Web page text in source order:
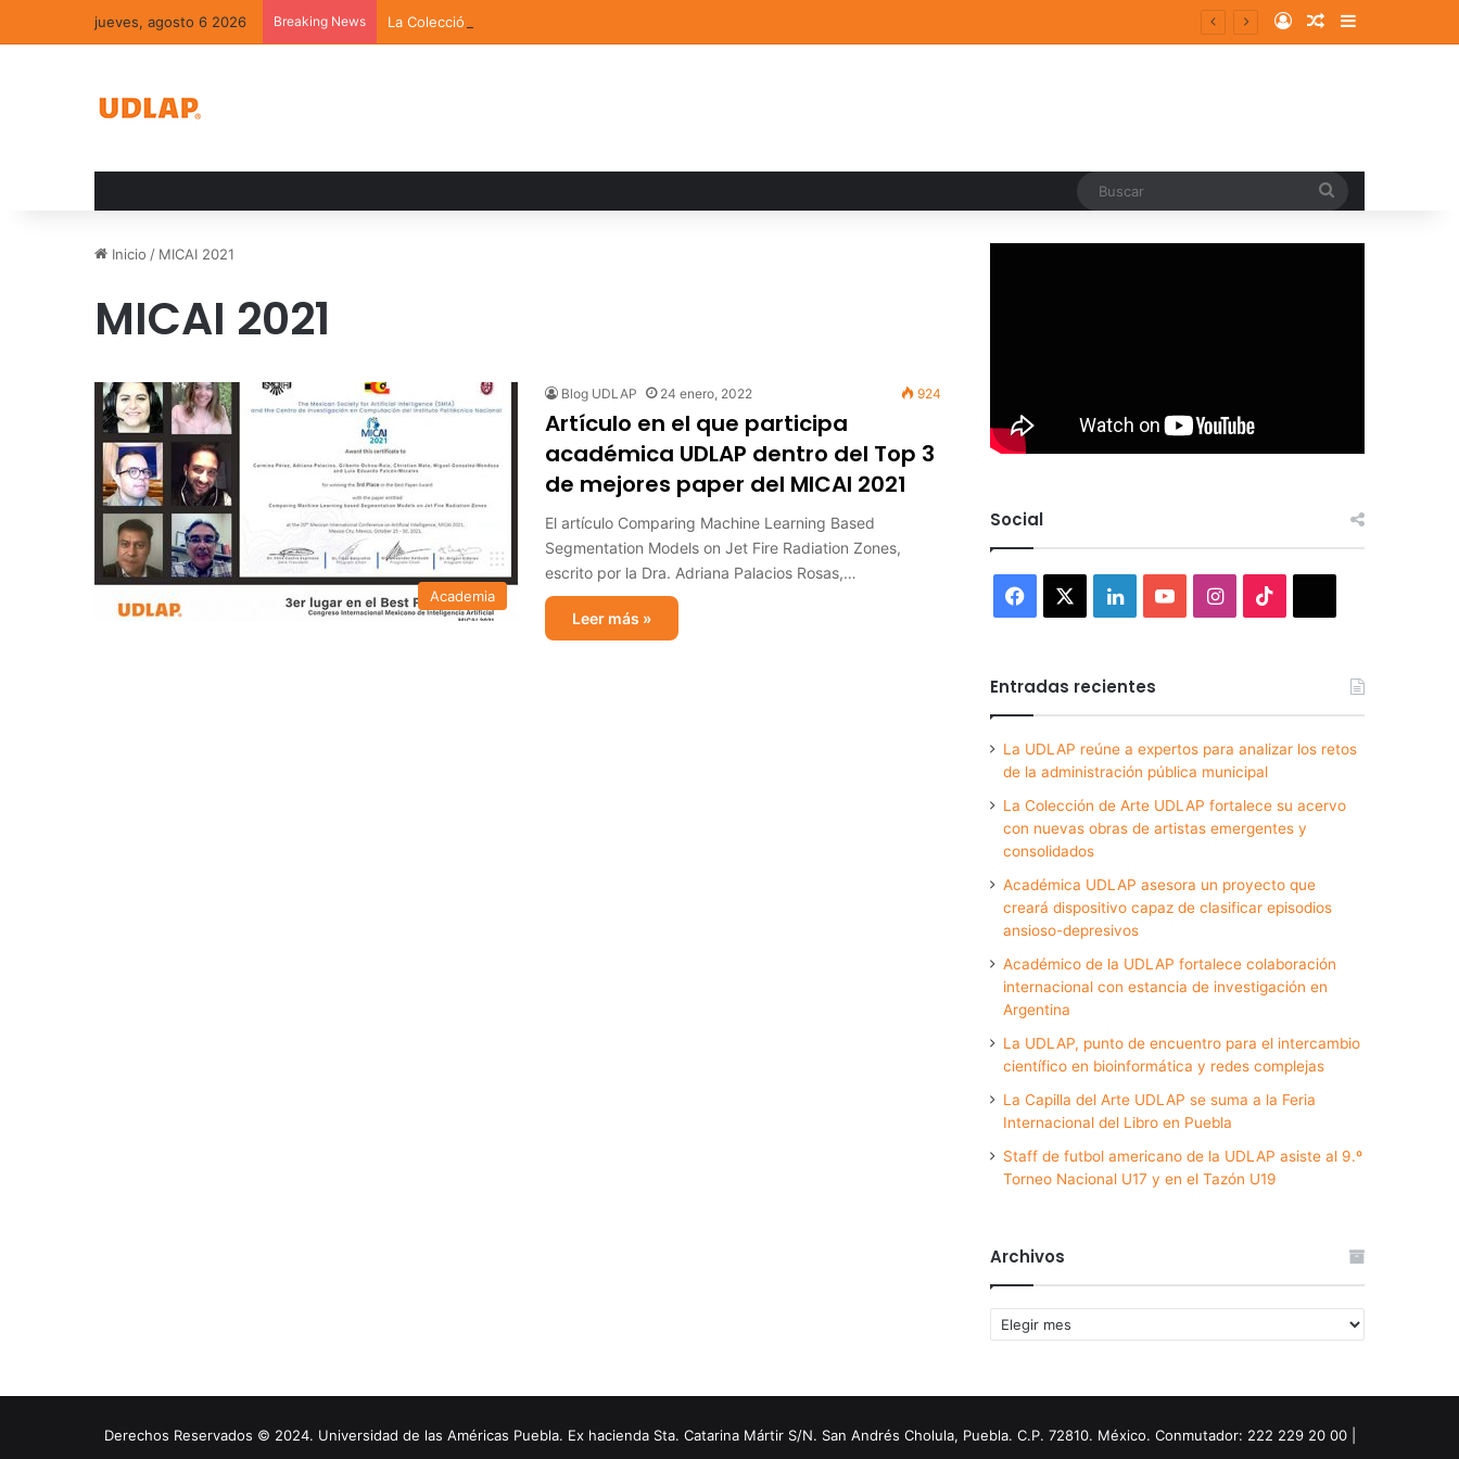
jueves, agosto 6 2026 Breaking News La Colección de Arte UDLAP fortalece su acervo con nuevas obras de artistas emergentes y consolidados Log InRandom Article
Sidebar
Inicio / MICAI 2021
MICAI 2021
Academia
Blog UDLAP 24 enero, 2022 924
Artículo en el que participa
académica UDLAP dentro del Top 3
de mejores paper del MICAI 2021
El artículo Comparing Machine Learning Based
Segmentation Models on Jet Fire Radiation Zones,
escrito por la Dra. Adriana Palacios Rosas,…
Leer más »
Social
Facebook LinkedInYouTubeInstagram
Entradas recientes
La UDLAP reúne a expertos para analizar los retos
de la administración pública municipal
La Colección de Arte UDLAP fortalece su acervo
con nuevas obras de artistas emergentes y
consolidados
Académica UDLAP asesora un proyecto que
creará dispositivo capaz de clasificar episodios
ansioso-depresivos
Académico de la UDLAP fortalece colaboración
internacional con estancia de investigación en
Argentina
La UDLAP, punto de encuentro para el intercambio
científico en bioinformática y redes complejas
La Capilla del Arte UDLAP se suma a la Feria
Internacional del Libro en Puebla
Staff de futbol americano de la UDLAP asiste al 9.º
Torneo Nacional U17 y en el Tazón U19
Archivos
Archivos
Derechos Reservados © 2024. Universidad de las Américas Puebla. Ex hacienda Sta. Catarina Mártir S/N. San Andrés Cholula, Puebla. C.P. 72810. México. Conmutador: 222 229 20 00 |